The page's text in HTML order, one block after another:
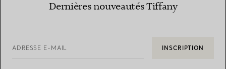
Dernières nouveautés Tiffany
ADRESSE E-MAIL INSCRIPTION